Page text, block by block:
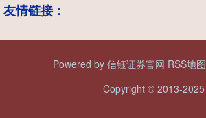
友情链接：
Powered by 信钰证券官网 RSS地图
Copyright © 2013-2025